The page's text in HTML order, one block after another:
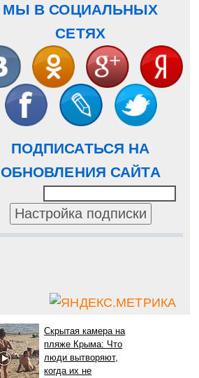
МЫ В СОЦИАЛЬНЫХ
СЕТЯХ
ПОДПИСАТЬСЯ НА
ОБНОВЛЕНИЯ САЙТА
Скрытая камера на
пляже Крыма: Что
люди вытворяют,
когда их не